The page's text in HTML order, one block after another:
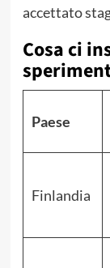
accettato
Cosa ci
Paese
Finlandia